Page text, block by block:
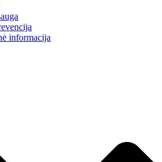
informacija